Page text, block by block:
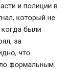
и полиции в
который не
были
за
что
формальным.